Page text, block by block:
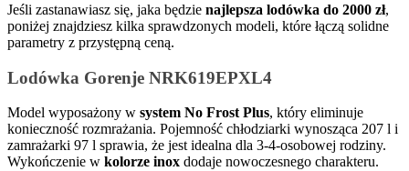
Jeśli zastanawiasz się, jaka będzie najlepsza lodówka do 2000 zł,
poniżej znajdziesz kilka sprawdzonych modeli, które łączą solidne
parametry z przystępną ceną.
Lodówka Gorenje NRK619EPXL4
Model wyposażony w system No Frost Plus, który eliminuje
konieczność rozmrażania. Pojemność chłodziarki wynosząca 207 l i
zamrażarki 97 l sprawia, że jest idealna dla 3-4-osobowej rodziny.
Wykończenie w kolorze inox dodaje nowoczesnego charakteru.